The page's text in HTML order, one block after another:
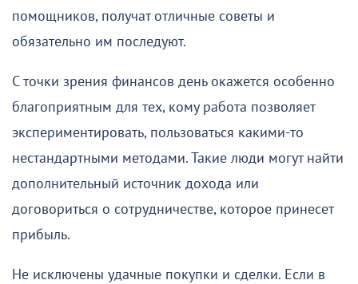
помощников, получат отличные советы и
обязательно им последуют.
С точки зрения финансов день окажется особенно
благоприятным для тех, кому работа позволяет
экспериментировать, пользоваться какими-то
нестандартными методами. Такие люди могут найти
дополнительный источник дохода или
договориться о сотрудничестве, которое принесет
прибыль.
Не исключены удачные покупки и сделки. Если в